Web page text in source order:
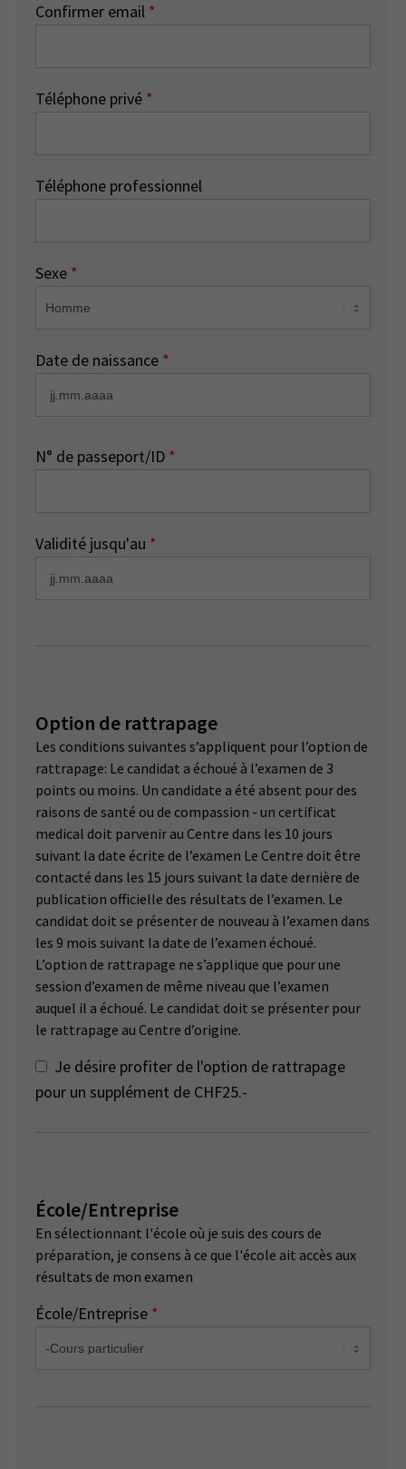
Confirmer email *
Téléphone privé *
Téléphone professionnel
Sexe *
Date de naissance *
N° de passeport/ID *
Validité jusqu'au *
Option de rattrapage
Les conditions suivantes s’appliquent pour l’option de
rattrapage: Le candidat a échoué à l’examen de 3
points ou moins. Un candidate a été absent pour des
raisons de santé ou de compassion - un certificat
medical doit parvenir au Centre dans les 10 jours
suivant la date écrite de l’examen Le Centre doit être
contacté dans les 15 jours suivant la date dernière de
publication officielle des résultats de l’examen. Le
candidat doit se présenter de nouveau à l’examen dans
les 9 mois suivant la date de l’examen échoué.
L’option de rattrapage ne s’applique que pour une
session d’examen de même niveau que l’examen
auquel il a échoué. Le candidat doit se présenter pour
le rattrapage au Centre d’origine.
Je désire profiter de l'option de rattrapage
pour un supplément de CHF25.-
École/Entreprise
En sélectionnant l'école où je suis des cours de
préparation, je consens à ce que l'école ait accès aux
résultats de mon examen
École/Entreprise *